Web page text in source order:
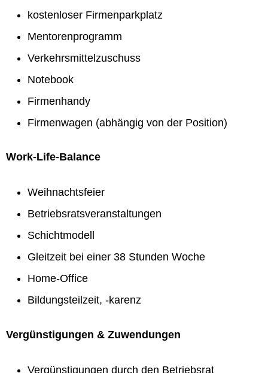
kostenloser Firmenparkplatz
Mentorenprogramm
Verkehrsmittelzuschuss
Notebook
Firmenhandy
Firmenwagen (abhängig von der Position)
Work-Life-Balance
Weihnachtsfeier
Betriebsratsveranstaltungen
Schichtmodell
Gleitzeit bei einer 38 Stunden Woche
Home-Office
Bildungsteilzeit, -karenz
Vergünstigungen & Zuwendungen
Vergünstigungen durch den Betriebsrat